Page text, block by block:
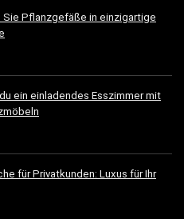
Sie Pflanzgefäße in einzigartige
ein einladendes Esszimmer mit
für Privatkunden: Luxus für Ihr